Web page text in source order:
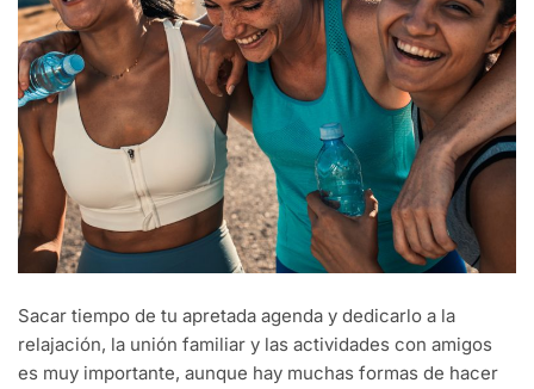
Sacar tiempo de tu apretada agenda y dedicarlo a la
relajación, la unión familiar y las actividades con amigos
es muy importante, aunque hay muchas formas de hacer